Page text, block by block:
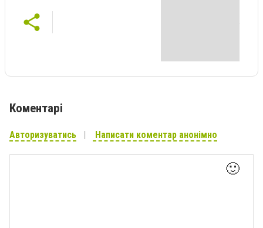
Коментарі
Авторизуватись Написати коментар анонімно
🙂